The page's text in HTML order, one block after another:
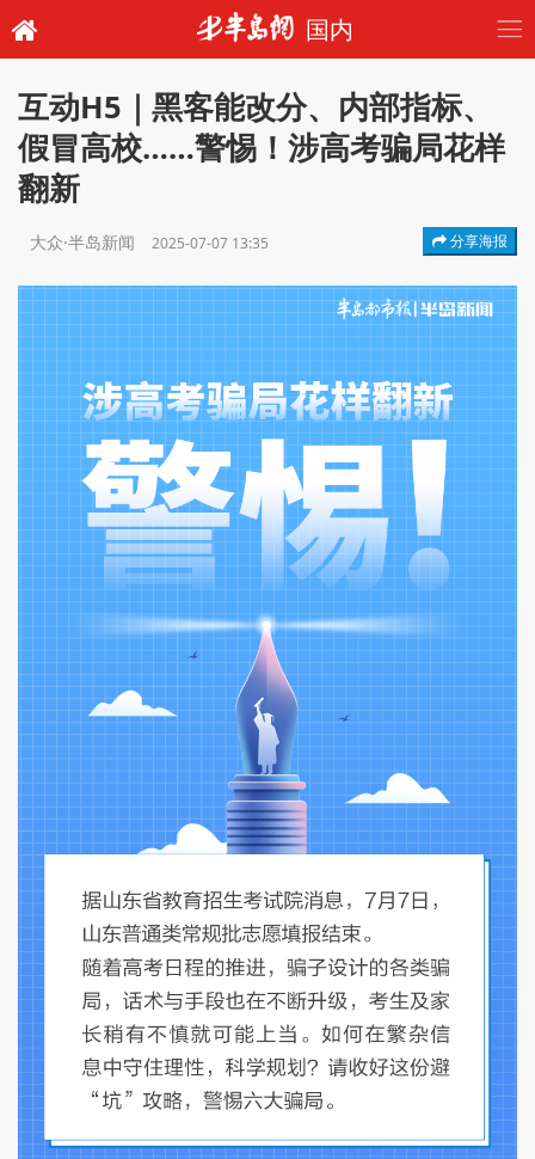
国内
互动H5｜黑客能改分、内部指标、
假冒高校……警惕！涉高考骗局花样
翻新
大众·半岛新闻 2025-07-07 13:35 分享海报